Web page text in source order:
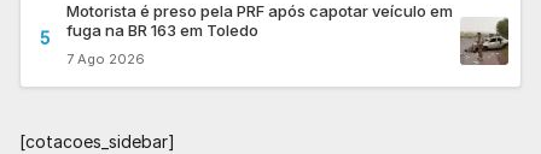
5
Motorista é preso pela PRF após capotar veículo em
fuga na BR 163 em Toledo
7 Ago 2026
[cotacoes_sidebar]